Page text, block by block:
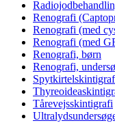
Renografi
Renografi (med
Renografi (med
Renografi, børn
Renografi,
Tårevejsskintigrafi